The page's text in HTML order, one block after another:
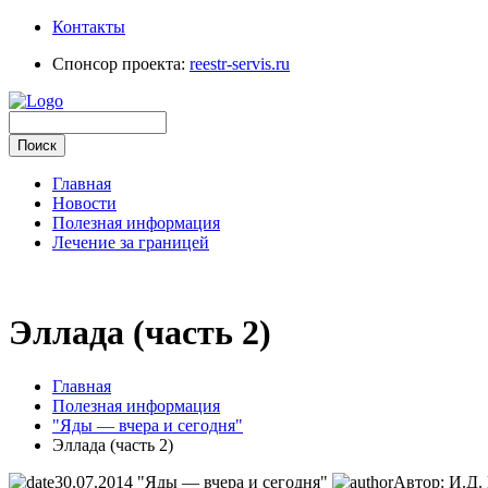
Контакты
Спонсор проекта: reestr-servis.ru
Главная
Новости
Полезная информация
Лечение за границей
Эллада (часть 2)
Главная
Полезная информация
"Яды — вчера и сегодня"
Эллада (часть 2)
30.07.2014 "Яды — вчера и сегодня"
Автор: И.Д.